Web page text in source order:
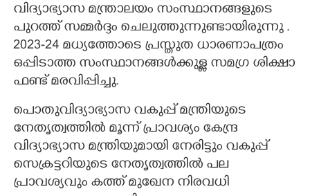
വിദ്യാഭ്യാസ മന്ത്രാലയം സംസ്ഥാനങ്ങളുടെ
പുറത്ത് സമ്മർദ്ദം ചെലുത്തുന്നുണ്ടായിരുന്നു .
2023-24 മധ്യത്തോടെ പ്രസ്തുത ധാരണാപത്രം
ഒപ്പിടാത്ത സംസ്ഥാനങ്ങൾക്കുള്ള സമഗ്ര ശിക്ഷാ
ഫണ്ട് മരവിപ്പിച്ചു.
പൊതുവിദ്യാഭ്യാസ വകുപ്പ് മന്ത്രിയുടെ
നേതൃത്വത്തിൽ മൂന്ന് പ്രാവശ്യം കേന്ദ്ര
വിദ്യാഭ്യാസ മന്ത്രിയുമായി നേരിട്ടും വകുപ്പ്
സെക്രട്ടറിയുടെ നേതൃത്വത്തിൽ പല
പ്രാവശ്യവും കത്ത് മുഖേന നിരവധി